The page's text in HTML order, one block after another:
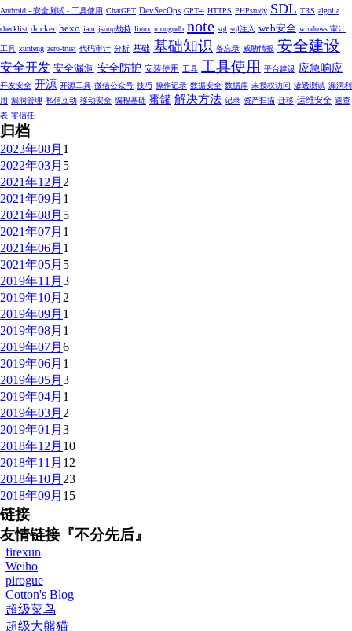
Android - 安全测试 - 工具使用 ChatGPT DevSecOps GPT-4 HTTPS PHPstudy SDL TRS algolia
checklist docker hexo iam jsonp劫持 linux mongodb note sql sql注入 web安全 windows 审计
工具 xunfeng zero-trust 代码审计 分析 基础 基础知识 备忘录 威胁情报 安全建设
安全开发 安全漏洞 安全防护 安装使用 工具 工具使用 平台建设 应急响应
开发安全 开源 开源工具 微信公众号 技巧 操作记录 数据安全 数据库 未授权访问 渗透测试 漏洞利
用 漏洞管理 私信互动 移动安全 编程基础 蜜罐 解决方法 记录 资产扫描 迁移 运维安全 速查
表 零信任
归档
2023年08月 1
2022年03月 5
2021年12月 2
2021年09月 1
2021年08月 5
2021年07月 1
2021年06月 1
2021年05月 5
2019年11月 3
2019年10月 2
2019年09月 1
2019年08月 1
2019年07月 6
2019年06月 1
2019年05月 3
2019年04月 1
2019年03月 2
2019年01月 3
2018年12月 10
2018年11月 12
2018年10月 23
2018年09月 15
链接
友情链接『不分先后』
firexun
Weiho
pirogue
Cotton's Blog
超级菜鸟
超级大熊猫